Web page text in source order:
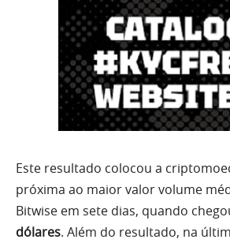
Este resultado colocou a
próxima ao maior valor volume
Bitwise em sete dias, quando
dólares. Além do resultado, na